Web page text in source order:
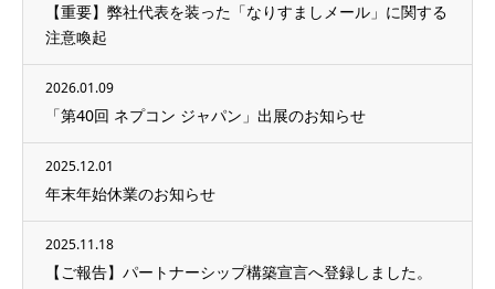
【重要】弊社代表を装った「なりすましメール」に関する
注意喚起
2026.01.09
「第40回 ネプコン ジャパン」出展のお知らせ
2025.12.01
年末年始休業のお知らせ
2025.11.18
【ご報告】パートナーシップ構築宣言へ登録しました。